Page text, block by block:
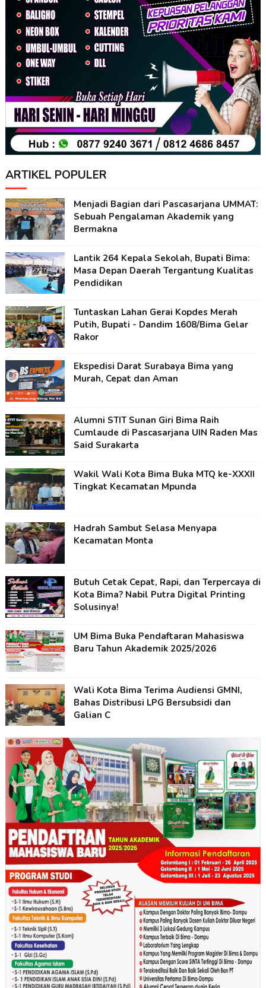
ARTIKEL POPULER
Menjadi Bagian dari Pascasarjana UMMAT:
Sebuah Pengalaman Akademik yang
Bermakna
Lantik 264 Kepala Sekolah, Bupati Bima:
Masa Depan Daerah Tergantung Kualitas
Pendidikan
Tuntaskan Lahan Gerai Kopdes Merah
Putih, Bupati - Dandim 1608/Bima Gelar
Rakor
Ekspedisi Darat Surabaya Bima yang
Murah, Cepat dan Aman
Alumni STIT Sunan Giri Bima Raih
Cumlaude di Pascasarjana UIN Raden Mas
Said Surakarta
Wakil Wali Kota Bima Buka MTQ ke-XXXII
Tingkat Kecamatan Mpunda
Hadrah Sambut Selasa Menyapa
Kecamatan Monta
Butuh Cetak Cepat, Rapi, dan Terpercaya di
Kota Bima? Nabil Putra Digital Printing
Solusinya!
UM Bima Buka Pendaftaran Mahasiswa
Baru Tahun Akademik 2025/2026
Wali Kota Bima Terima Audiensi GMNI,
Bahas Distribusi LPG Bersubsidi dan
Galian C